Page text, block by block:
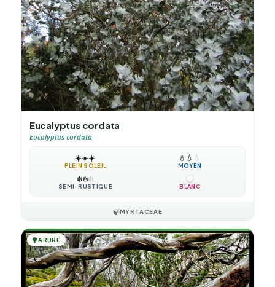
Eucalyptus cordata
Eucalyptus cordata
☀️☀️☀️
PLEIN SOLEIL
💧 💧 💧
MOYEN
❄️❄️❄️
SEMI-RUSTIQUE BLANC
🍃MYRTACEAE
🌳ARBRE